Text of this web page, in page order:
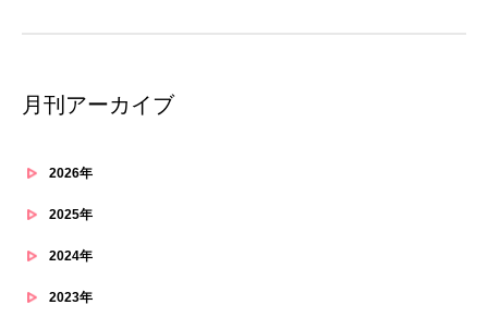
月刊アーカイブ
2026年
2025年
2024年
2023年